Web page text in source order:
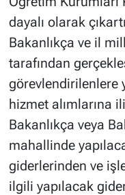
dayalı olarak
Bakanlıkça ve il
tarafından
görevlendirilenlere
hizmet alımlarına
Bakanlıkça veya
mahallinde
giderlerinden ve
ilgili yapılacak